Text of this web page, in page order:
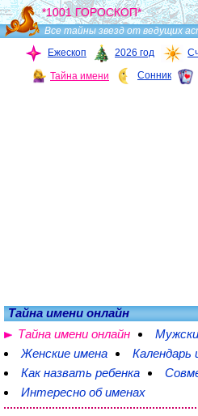
*1001 ГОРОСКОП*
Все тайны звезд от ведущих
Ежескоп
2026 год
Тайна имени Сонник
Тайна имени онлайн
Тайна имени онлайн
Женские имена
Календарь
Как назвать ребенка
Интересно об именах